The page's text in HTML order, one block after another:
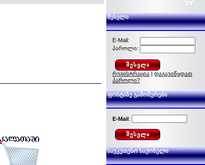
შესვლა
E-Mail:
პაროლი:
რეგისტრაცია | დაგავიწყდათ
პაროლი?
ფოსტაზე გამოწერები
E-Mail:
საუკეთესო საქონელი